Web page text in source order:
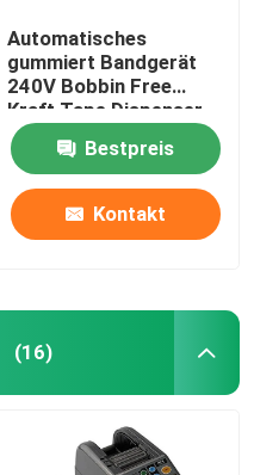
Automatisches
gummiert Bandgerät
240V Bobbin Free
Kraft Tape Dispenser
Bestpreis
Kontakt
(16)